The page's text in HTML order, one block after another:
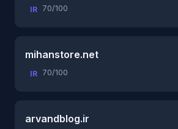
IR 70/100
mihanstore.net
IR 70/100
arvandblog.ir